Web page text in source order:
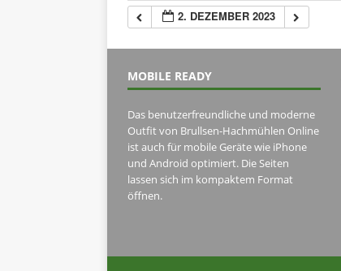
2. DEZEMBER 2023
MOBILE READY
Das benutzerfreundliche und moderne
Outfit von Brullsen-Hachmühlen Online
ist auch für mobile Geräte wie iPhone
und Android optimiert. Die Seiten
lassen sich im kompaktem Format
öffnen.